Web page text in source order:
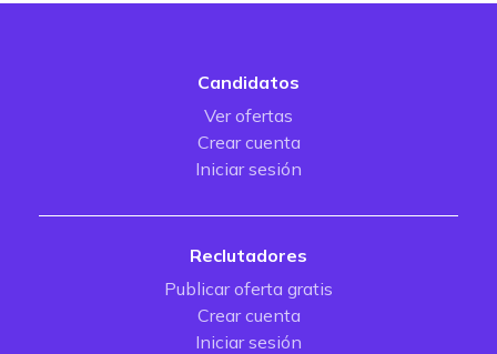
Candidatos
Ver ofertas
Crear cuenta
Iniciar sesión
Reclutadores
Publicar oferta gratis
Crear cuenta
Iniciar sesión